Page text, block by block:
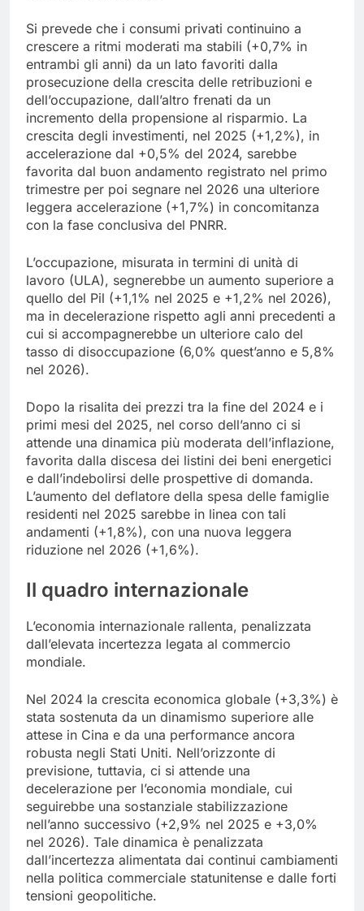
Si prevede che i consumi privati continuino a
crescere a ritmi moderati ma stabili (+0,7% in
entrambi gli anni) da un lato favoriti dalla
prosecuzione della crescita delle retribuzioni e
dell’occupazione, dall’altro frenati da un
incremento della propensione al risparmio. La
crescita degli investimenti, nel 2025 (+1,2%), in
accelerazione dal +0,5% del 2024, sarebbe
favorita dal buon andamento registrato nel primo
trimestre per poi segnare nel 2026 una ulteriore
leggera accelerazione (+1,7%) in concomitanza
con la fase conclusiva del PNRR.
L’occupazione, misurata in termini di unità di
lavoro (ULA), segnerebbe un aumento superiore a
quello del Pil (+1,1% nel 2025 e +1,2% nel 2026),
ma in decelerazione rispetto agli anni precedenti a
cui si accompagnerebbe un ulteriore calo del
tasso di disoccupazione (6,0% quest’anno e 5,8%
nel 2026).
Dopo la risalita dei prezzi tra la fine del 2024 e i
primi mesi del 2025, nel corso dell’anno ci si
attende una dinamica più moderata dell’inflazione,
favorita dalla discesa dei listini dei beni energetici
e dall’indebolirsi delle prospettive di domanda.
L’aumento del deflatore della spesa delle famiglie
residenti nel 2025 sarebbe in linea con tali
andamenti (+1,8%), con una nuova leggera
riduzione nel 2026 (+1,6%).
Il quadro internazionale
L’economia internazionale rallenta, penalizzata
dall’elevata incertezza legata al commercio
mondiale.
Nel 2024 la crescita economica globale (+3,3%) è
stata sostenuta da un dinamismo superiore alle
attese in Cina e da una performance ancora
robusta negli Stati Uniti. Nell’orizzonte di
previsione, tuttavia, ci si attende una
decelerazione per l’economia mondiale, cui
seguirebbe una sostanziale stabilizzazione
nell’anno successivo (+2,9% nel 2025 e +3,0%
nel 2026). Tale dinamica è penalizzata
dall’incertezza alimentata dai continui cambiamenti
nella politica commerciale statunitense e dalle forti
tensioni geopolitiche.